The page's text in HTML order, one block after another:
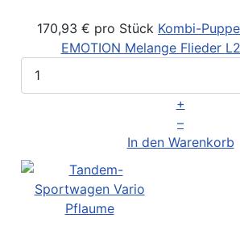
170,93 € pro Stück Kombi-
EMOTION Melange Flieder
+
–
In den Warenkorb